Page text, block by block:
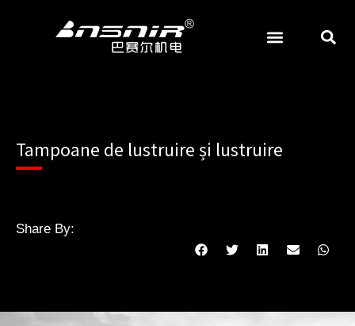
Tampoane de lustruire și lustruire
Share By: